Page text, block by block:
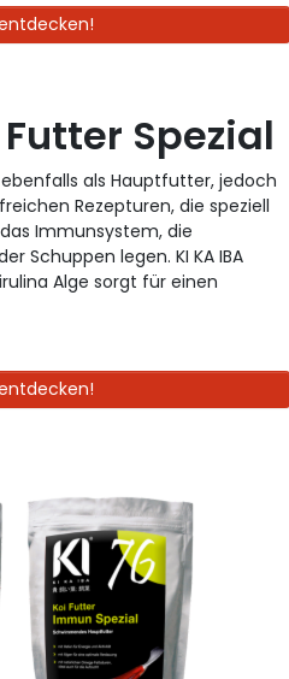
Futter Spezial
als Hauptfutter, jedoch
Rezepturen, die speziell
Immunsystem, die
Schuppen legen. KI KA IBA
Alge sorgt für einen